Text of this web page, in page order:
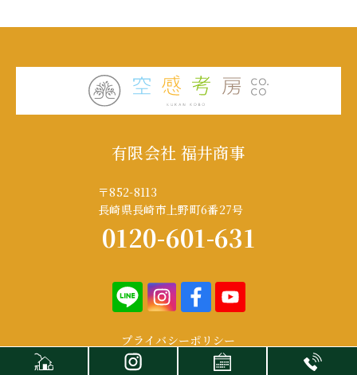
有限会社 福井商事
〒852-8113
長崎県長崎市上野町6番27号
0120-601-631
プライバシーポリシー